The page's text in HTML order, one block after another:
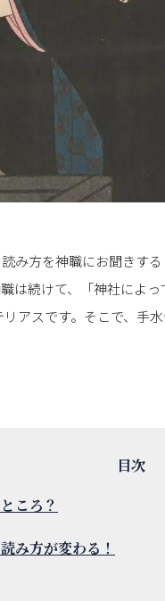
み方を神職にお聞きす
は続けて、「神社によ
アスです。そこで、手
ころ？
み方が変わる！